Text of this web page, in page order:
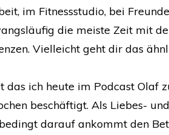
im Fitnessstudio, bei
die meiste Zeit mit
Vielleicht geht dir das
das ich heute im Podcast Olaf
beschäftigt. Als Liebes-
darauf ankommt den